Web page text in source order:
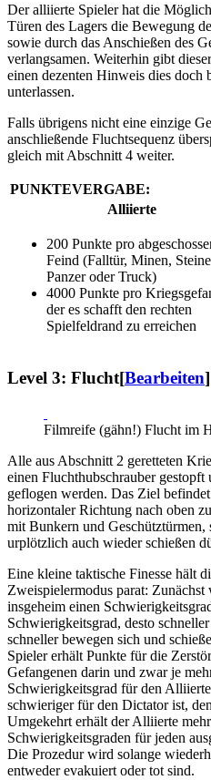
Der alliierte Spieler hat die
Türen des Lagers die Bewegung
sowie durch das Anschießen des
verlangsamen. Weiterhin gibt
einen dezenten Hinweis dies doch
unterlassen.
Falls übrigens nicht eine einzige
anschließende Fluchtsequenz
gleich mit Abschnitt 4 weiter.
PUNKTEVERGABE:
Alliierte
200 Punkte pro
Feind (Falltür, Minen,
Panzer oder Truck)
4000 Punkte pro
der es schafft den rechten
Spielfeldrand zu erreichen
Level 3: Flucht[Bearbeiten]
Filmreife (gähn!) Flucht im
Alle aus Abschnitt 2 geretteten
einen Fluchthubschrauber gestopft
geflogen werden. Das Ziel
horizontaler Richtung nach oben
mit Bunkern und Geschütztürmen,
urplötzlich auch wieder schießen
Eine kleine taktische Finesse hält
Zweispielermodus parat:
insgeheim einen
Schwierigkeitsgrad, desto
schneller bewegen sich und
Spieler erhält Punkte für die
Gefangenen darin und zwar je
Schwierigkeitsgrad für den
schwieriger für den Dictator ist,
Umgekehrt erhält der Alliierte
Schwierigkeitsgraden für jeden
Die Prozedur wird solange
entweder evakuiert oder tot sind.